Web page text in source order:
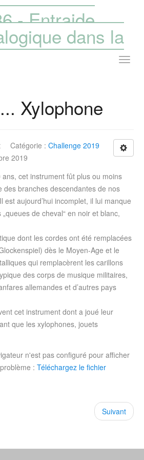
- Entraide
dans la
Xylophone
Catégorie : Challenge 2019
2019
cet instrument fût plus ou moins
des branches descendantes de nos
est aujourd’hui incomplet, il lui manque
„queues de cheval“ en noir et blanc,
dont les cordes ont été remplacées
dès le Moyen-Age et le
qui remplacèrent les carillons
des corps de musique militaires,
allemandes et d’autres pays
cet instrument dont a joué leur
que les xylophones, jouets
n'est pas configuré pour afficher
: Téléchargez le fichier
Suivant